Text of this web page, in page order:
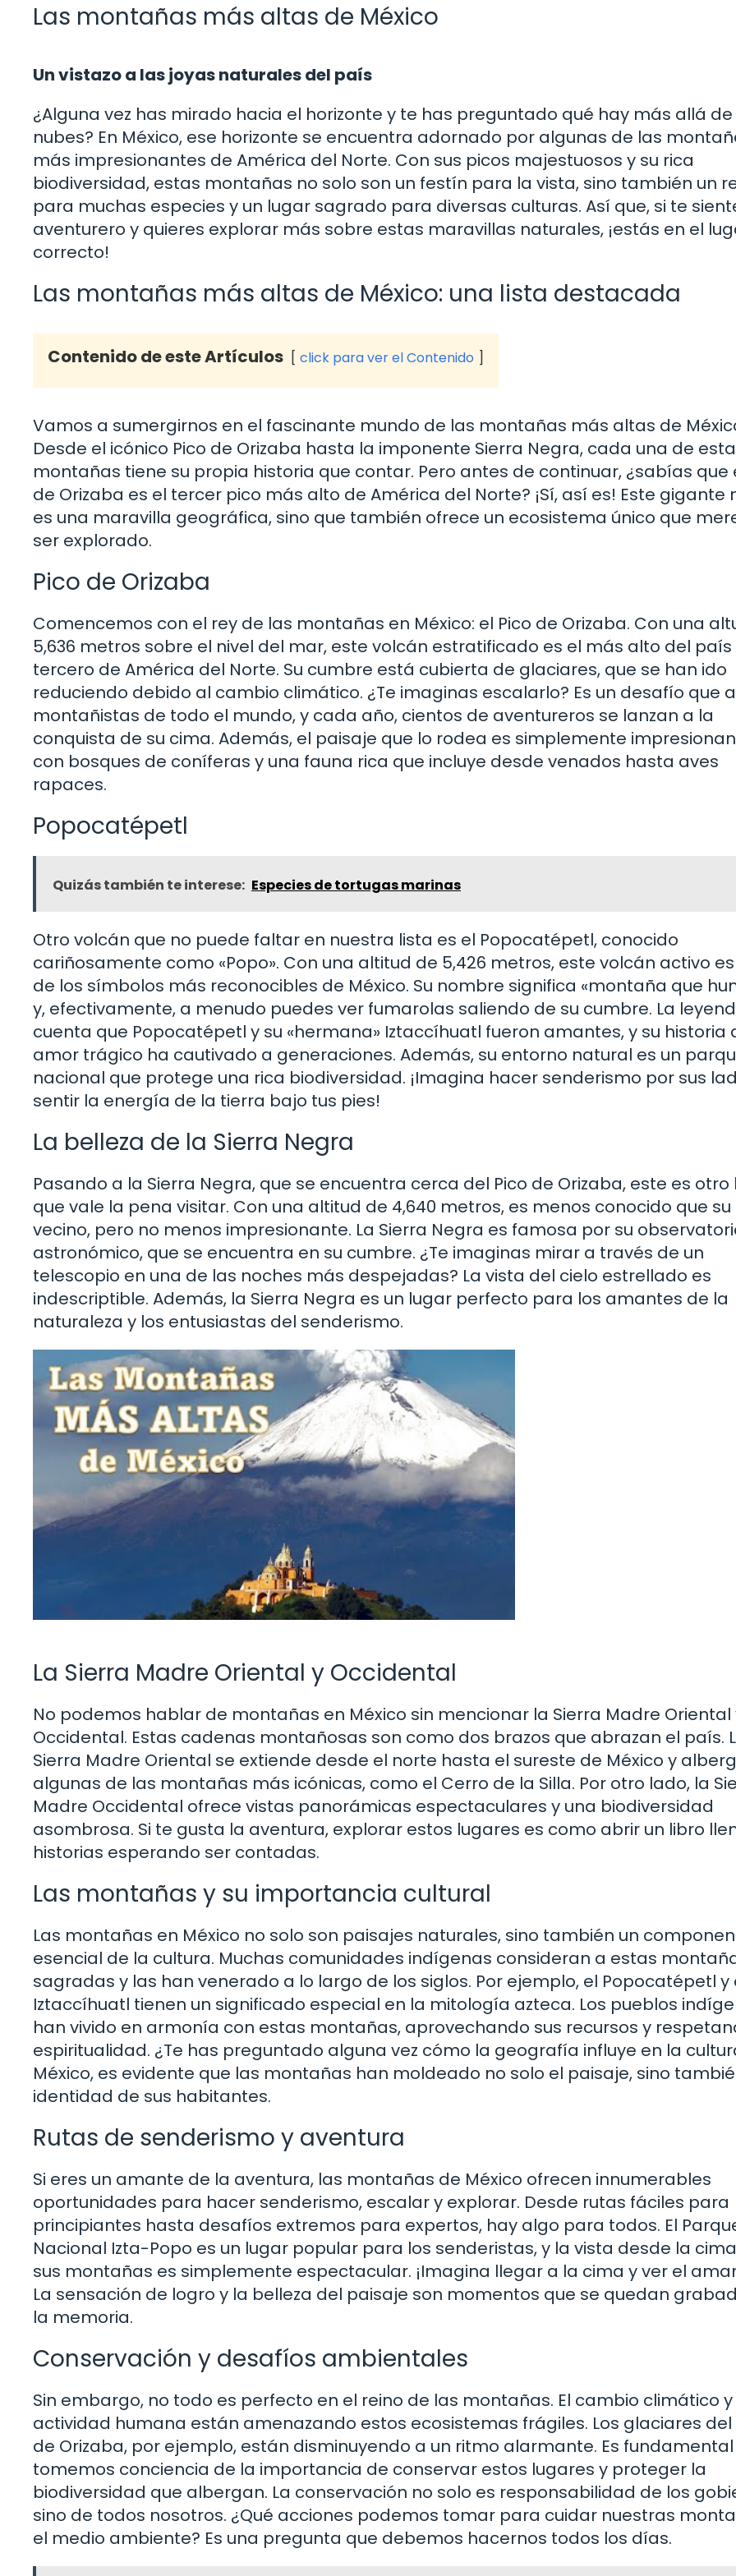
Las montañas más altas de México
Un vistazo a las joyas naturales del país
¿Alguna vez has mirado hacia el horizonte y te has preguntado qué hay más allá de
nubes? En México, ese horizonte se encuentra adornado por algunas de las
más impresionantes de América del Norte. Con sus picos majestuosos y su rica
biodiversidad, estas montañas no solo son un festín para la vista, sino también un
para muchas especies y un lugar sagrado para diversas culturas. Así que, si te
aventurero y quieres explorar más sobre estas maravillas naturales, ¡estás en el
correcto!
Las montañas más altas de México: una lista destacada
Contenido de este Artículos click para ver el Contenido
Vamos a sumergirnos en el fascinante mundo de las montañas más altas de
Desde el icónico Pico de Orizaba hasta la imponente Sierra Negra, cada una de
montañas tiene su propia historia que contar. Pero antes de continuar, ¿sabías que
de Orizaba es el tercer pico más alto de América del Norte? ¡Sí, así es! Este gigante
es una maravilla geográfica, sino que también ofrece un ecosistema único que
ser explorado.
Pico de Orizaba
Comencemos con el rey de las montañas en México: el Pico de Orizaba. Con una
5,636 metros sobre el nivel del mar, este volcán estratificado es el más alto del país
tercero de América del Norte. Su cumbre está cubierta de glaciares, que se han ido
reduciendo debido al cambio climático. ¿Te imaginas escalarlo? Es un desafío que
montañistas de todo el mundo, y cada año, cientos de aventureros se lanzan a la
conquista de su cima. Además, el paisaje que lo rodea es simplemente
con bosques de coníferas y una fauna rica que incluye desde venados hasta aves
rapaces.
Popocatépetl
Quizás también te interese: Especies de tortugas marinas
Otro volcán que no puede faltar en nuestra lista es el Popocatépetl, conocido
cariñosamente como «Popo». Con una altitud de 5,426 metros, este volcán activo
de los símbolos más reconocibles de México. Su nombre significa «montaña que
y, efectivamente, a menudo puedes ver fumarolas saliendo de su cumbre. La
cuenta que Popocatépetl y su «hermana» Iztaccíhuatl fueron amantes, y su historia
amor trágico ha cautivado a generaciones. Además, su entorno natural es un
nacional que protege una rica biodiversidad. ¡Imagina hacer senderismo por sus
sentir la energía de la tierra bajo tus pies!
La belleza de la Sierra Negra
Pasando a la Sierra Negra, que se encuentra cerca del Pico de Orizaba, este es otro
que vale la pena visitar. Con una altitud de 4,640 metros, es menos conocido que su
vecino, pero no menos impresionante. La Sierra Negra es famosa por su
astronómico, que se encuentra en su cumbre. ¿Te imaginas mirar a través de un
telescopio en una de las noches más despejadas? La vista del cielo estrellado es
indescriptible. Además, la Sierra Negra es un lugar perfecto para los amantes de la
naturaleza y los entusiastas del senderismo.
La Sierra Madre Oriental y Occidental
No podemos hablar de montañas en México sin mencionar la Sierra Madre Oriental
Occidental. Estas cadenas montañosas son como dos brazos que abrazan el país.
Sierra Madre Oriental se extiende desde el norte hasta el sureste de México y
algunas de las montañas más icónicas, como el Cerro de la Silla. Por otro lado, la
Madre Occidental ofrece vistas panorámicas espectaculares y una biodiversidad
asombrosa. Si te gusta la aventura, explorar estos lugares es como abrir un libro
historias esperando ser contadas.
Las montañas y su importancia cultural
Las montañas en México no solo son paisajes naturales, sino también un
esencial de la cultura. Muchas comunidades indígenas consideran a estas
sagradas y las han venerado a lo largo de los siglos. Por ejemplo, el Popocatépetl y
Iztaccíhuatl tienen un significado especial en la mitología azteca. Los pueblos
han vivido en armonía con estas montañas, aprovechando sus recursos y
espiritualidad. ¿Te has preguntado alguna vez cómo la geografía influye en la
México, es evidente que las montañas han moldeado no solo el paisaje, sino
identidad de sus habitantes.
Rutas de senderismo y aventura
Si eres un amante de la aventura, las montañas de México ofrecen innumerables
oportunidades para hacer senderismo, escalar y explorar. Desde rutas fáciles para
principiantes hasta desafíos extremos para expertos, hay algo para todos. El
Nacional Izta-Popo es un lugar popular para los senderistas, y la vista desde la
sus montañas es simplemente espectacular. ¡Imagina llegar a la cima y ver el
La sensación de logro y la belleza del paisaje son momentos que se quedan
la memoria.
Conservación y desafíos ambientales
Sin embargo, no todo es perfecto en el reino de las montañas. El cambio climático y
actividad humana están amenazando estos ecosistemas frágiles. Los glaciares del
de Orizaba, por ejemplo, están disminuyendo a un ritmo alarmante. Es
tomemos conciencia de la importancia de conservar estos lugares y proteger la
biodiversidad que albergan. La conservación no solo es responsabilidad de los
sino de todos nosotros. ¿Qué acciones podemos tomar para cuidar nuestras
el medio ambiente? Es una pregunta que debemos hacernos todos los días.